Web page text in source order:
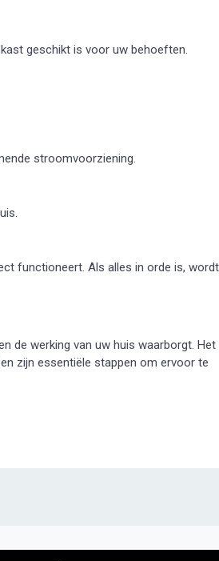
geschikt is voor uw behoeften.
stroomvoorziening.
functioneert. Als alles in orde is, wordt
de werking van uw huis waarborgt. Het
zijn essentiële stappen om ervoor te